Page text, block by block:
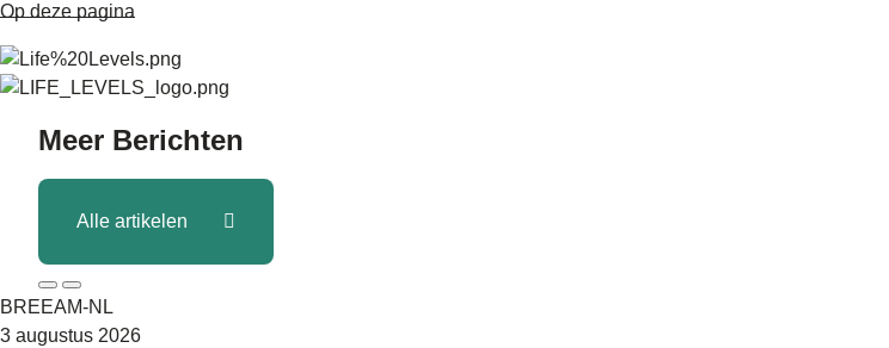
Op deze pagina
Meer Berichten
Alle artikelen
BREEAM-NL
3 augustus 2026